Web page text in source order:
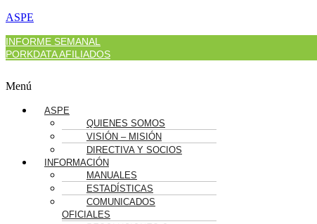
ASPE
INFORME SEMANAL
PORKDATA AFILIADOS
Menú
ASPE
QUIENES SOMOS
VISIÓN – MISIÓN
DIRECTIVA Y SOCIOS
INFORMACIÓN
MANUALES
ESTADÍSTICAS
COMUNICADOS
OFICIALES